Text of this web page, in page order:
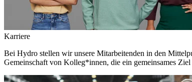
Karriere
Bei Hydro stellen wir unsere Mitarbeitenden in den
Gemeinschaft von Kolleg*innen, die ein gemeinsames